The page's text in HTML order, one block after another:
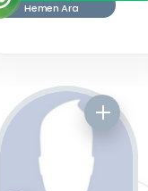
Hemen Ara